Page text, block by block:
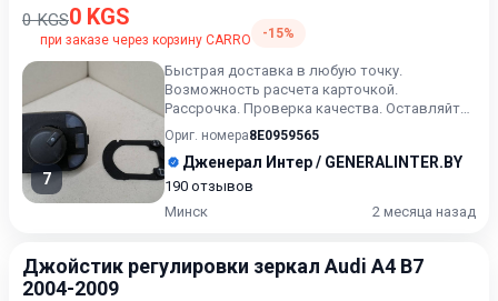
0 KGS0 KGS
при заказе через корзину CARRO -15%
7
Быстрая доставка в любую точку.
Возможность расчета карточкой.
Рассрочка. Проверка качества. Оставляйте
сообщения ( или выбранный артикул) в...
Ориг. номера8E0959565
Дженерал Интер / GENERALINTER.BY
190 отзывов
Минск
2 месяца назад
Джойстик регулировки зеркал Audi A4 B7
2004-2009